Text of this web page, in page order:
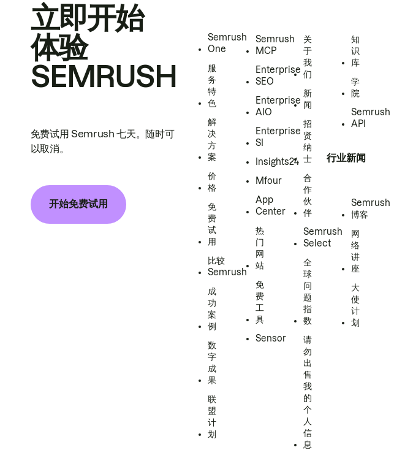
立即开始
体验
SEMRUSH
免费试用 Semrush 七天。随时可
以取消。
开始免费试用
Semrush
One
服
务
特
色
解
决
方
案
价
格
免
费
试
用
比较
Semrush
成
功
案
例
数
字
成
果
联
盟
计
划
Semrush
MCP
Enterprise
SEO
Enterprise
AIO
Enterprise
SI
Insights24
Mfour
App
Center
热
门
网
站
免
费
工
具
Sensor
关
于
我
们
新
闻
招
贤
纳
士
合
作
伙
伴
Semrush
Select
全
球
问
题
指
数
请
勿
出
售
我
的
个
人
信
息
知
识
库
学
院
Semrush
API
行业新闻
Semrush
博客
网
络
讲
座
大
使
计
划